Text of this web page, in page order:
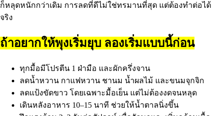
ก็หลุดหนักกว่าเดิม การลดที่ดีไม่ใช่ทรมานที่สุด แต่ต้องทำต่อได้
จริง
ถ้าอยากให้พุงเริ่มยุบ ลองเริ่มแบบนี้ก่อน
ทุกมื้อมีโปรตีน 1 ฝ่ามือ และผักครึ่งจาน
ลดน้ำหวาน กาแฟหวาน ชานม น้ำผลไม้ และขนมจุกจิก
ลดแป้งขัดขาว โดยเฉพาะมื้อเย็น แต่ไม่ต้องงดจนหลุด
เดินหลังอาหาร 10–15 นาที ช่วยให้น้ำตาลนิ่งขึ้น